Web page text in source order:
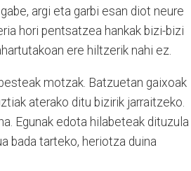
argi eta garbi esan diot neure
hori pentsatzea hankak bizi-bizi
ere hiltzerik nahi ez.
motzak. Batzuetan gaixoak
aterako ditu bizirik jarraitzeko.
Egunak edota hilabeteak dituzula
bada tarteko, heriotza duina